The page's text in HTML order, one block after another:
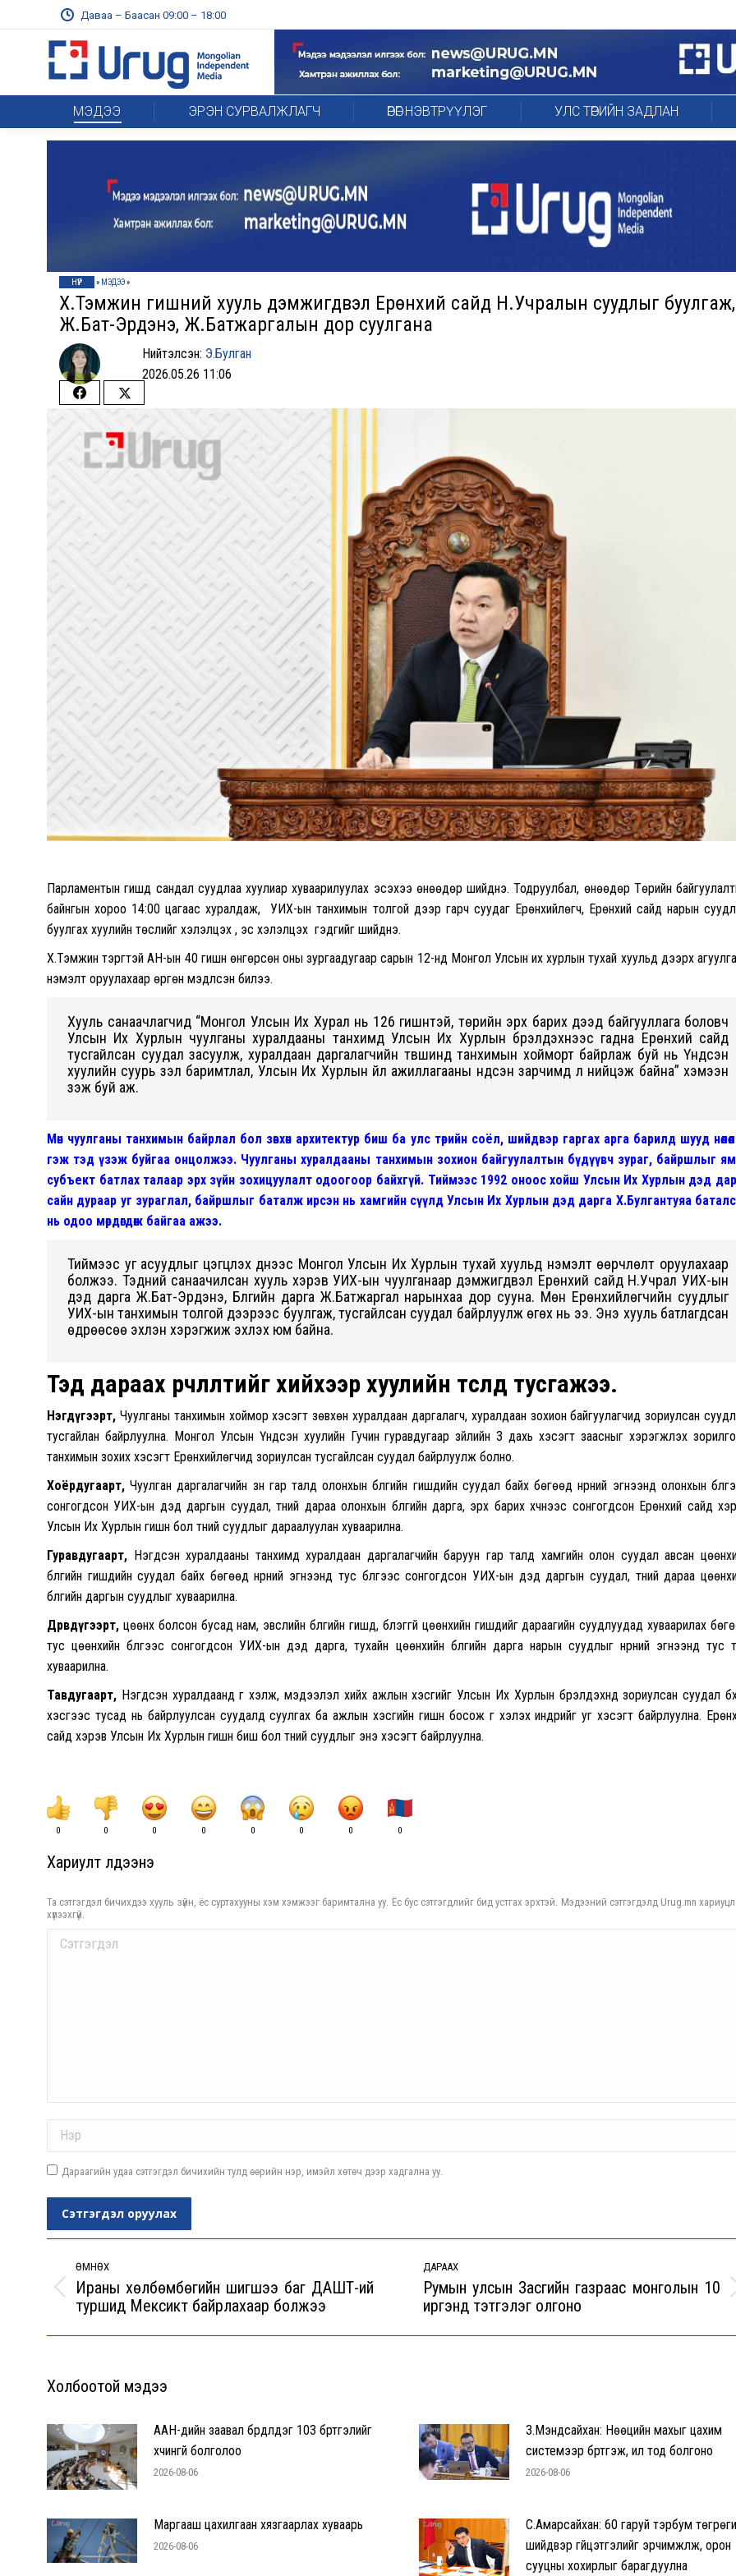
Даваа – Баасан 09:00 – 18:00
МЭДЭЭ ЭРЭН СУРВАЛЖЛАГЧ ӨРӨГ НЭВТРҮҮЛЭГ УЛС ТӨРИЙН ЗАДЛАН
НҮҮР » МЭДЭЭ»
Х.Тэмүүжин гишүүний хууль дэмжигдвэл Ерөнхий сайд Н.Учралын суудлыг буулгаж,
Ж.Бат-Эрдэнэ, Ж.Батжаргалын дор суулгана
Нийтэлсэн: Э.Булган
2026.05.26 11:06
Share
on
Facebook
Share
on
Twitter
Парламентын гишүүд сандал суудлаа хуулиар хуваарилуулах эсэхээ өнөөдөр шийднэ. Тодруулбал, өнөөдөр Төрийн
байнгын хороо 14:00 цагаас хуралдаж, УИХ-ын танхимын толгой дээр гарч суудаг Ерөнхийлөгч, Ерөнхий сайд нарын
буулгах хуулийн төслийг хэлэлцэх үү, эс хэлэлцэх үү гэдгийг шийднэ.
Х.Тэмүүжин тэргүүтэй АН-ын 40 гишүүн өнгөрсөн оны зургаадугаар сарын 12-нд Монгол Улсын их хурлын тухай хуульд дээрх
нэмэлт оруулахаар өргөн мэдүүлсэн билээ.
Хууль санаачлагчид “Монгол Улсын Их Хурал нь 126 гишүүнтэй, төрийн эрх барих дээд байгууллага боловч
Улсын Их Хурлын чуулганы хуралдааны танхимд Улсын Их Хурлын бүрэлдэхүүнээс гадна Ерөнхий сайд
тусгайлсан суудал засуулж, хуралдаан даргалагчийн түвшинд танхимын хойморт байрлаж буй нь Үндсэн
хуулийн суурь үзэл баримтлал, Улсын Их Хурлын үйл ажиллагааны үндсэн зарчимд үл нийцэж байна” хэмээн
үзэж буй аж.
Мөн чуулганы танхимын байрлал бол зөвхөн архитектур биш ба улс төрийн соёл, шийдвэр гаргах арга барилд шууд
гэж тэд үзэж буйгаа онцолжээ. Чуулганы хуралдааны танхимын зохион байгуулалтын бүдүүвч зураг, байршлыг
субъект батлах талаар эрх зүйн зохицуулалт одоогоор байхгүй. Тиймээс 1992 оноос хойш Улсын Их Хурлын дэд
сайн дураар уг зураглал, байршлыг баталж ирсэн нь хамгийн сүүлд Улсын Их Хурлын дэд дарга Х.Булгантуяа
нь одоо мөрдөгдөж байгаа ажээ.
Тиймээс уг асуудлыг цэгцлэх үүднээс Монгол Улсын Их Хурлын тухай хуульд нэмэлт өөрчлөлт оруулахаар
болжээ. Тэдний санаачилсан хууль хэрэв УИХ-ын чуулганаар дэмжигдвэл Ерөнхий сайд Н.Учрал УИХ-ын
дэд дарга Ж.Бат-Эрдэнэ, Бүлгийн дарга Ж.Батжаргал нарынхаа дор сууна. Мөн Ерөнхийлөгчийн суудлыг
УИХ-ын танхимын толгой дээрээс буулгаж,тусгайлсан суудал байрлуулж өгөх нь ээ. Энэ хууль батлагдсан
өдрөөсөө эхлэн хэрэгжиж эхлэх юм байна.
Тэд дараах өөрчлөлтийг хийхээр хуулийн төсөлдөө тусгажээ.
Нэгдүгээрт, Чуулганы танхимын хоймор хэсэгт зөвхөн хуралдаан даргалагч, хуралдаан зохион байгуулагчид зориулсан
тусгайлан байрлуулна. Монгол Улсын Үндсэн хуулийн Гучин гуравдугаар зүйлийн 3 дахь хэсэгт заасныг хэрэгжүүлэх
танхимын зохих хэсэгт Ерөнхийлөгчид зориулсан тусгайлсан суудал байрлуулж болно.
Хоёрдугаарт, Чуулган даргалагчийн зүүн гар талд олонхын бүлгийн гишүүдийн суудал байх бөгөөд нүүрний эгнээнд олонхын
сонгогдсон УИХ-ын дэд даргын суудал, түүний дараа олонхын бүлгийн дарга, эрх барих хүчнээс сонгогдсон Ерөнхий сайд
Улсын Их Хурлын гишүүн бол түүний суудлыг дараалуулан хуваарилна.
Гуравдугаарт, Нэгдсэн хуралдааны танхимд хуралдаан даргалагчийн баруун гар талд хамгийн олон суудал авсан
бүлгийн гишүүдийн суудал байх бөгөөд нүүрний эгнээнд тус бүлгээс сонгогдсон УИХ-ын дэд даргын суудал, түүний дараа
бүлгийн даргын суудлыг хуваарилна.
Дөрөвдүгээрт, цөөнх болсон бусад нам, эвслийн бүлгийн гишүүд, бүлэггүй цөөнхийн гишүүдийг дараагийн суудлуудад хуваарилах
тус цөөнхийн бүлгээс сонгогдсон УИХ-ын дэд дарга, тухайн цөөнхийн бүлгийн дарга нарын суудлыг нүүрний эгнээнд тус
хуваарилна.
Тавдугаарт, Нэгдсэн хуралдаанд үг хэлж, мэдээлэл хийх ажлын хэсгийг Улсын Их Хурлын бүрэлдэхүүнд зориулсан суудал
хэсгээс тусад нь байрлуулсан суудалд суулгах ба ажлын хэсгийн гишүүн босож үг хэлэх индрийг уг хэсэгт байрлуулна.
сайд хэрэв Улсын Их Хурлын гишүүн биш бол түүний суудлыг энэ хэсэгт байрлуулна.
0 0 0 0 0 0 0 0
Хариулт үлдээнэ үү
Та сэтгэгдэл бичихдээ хууль зүйн, ёс суртахууны хэм хэмжээг баримтална уу. Ёс бус сэтгэгдлийг бид устгах эрхтэй. Мэдээний сэтгэгдэлд Urug.mn
хүлээхгүй.
Comment
Дараагийн удаа сэтгэгдэл бичихийн тулд өөрийн нэр, имэйл хөтөч дээр хадгална уу.
Сэтгэгдэл оруулах
navigation
ӨМНӨХ
Previous
post:
Ираны хөлбөмбөгийн шигшээ баг ДАШТ-ий
туршид Мексикт байрлахаар болжээ
ДАРААХ
Next
post:
Румын улсын Засгийн газраас монголын 10
иргэнд тэтгэлэг олгоно
Холбоотой мэдээ
ААН-үүдийн заавал бүрдүүлдэг 103 бүртгэлийг
хүчингүй болголоо
2026-08-06
З.Мэндсайхан: Нөөцийн махыг цахим
системээр бүртгэж, ил тод болгоно
2026-08-06
Маргааш цахилгаан хязгаарлах хуваарь
2026-08-06
С.Амарсайхан: 60 гаруй тэрбум
шийдвэр гүйцэтгэлийг эрчимжүүлж, орон
сууцны хохирлыг барагдуулна